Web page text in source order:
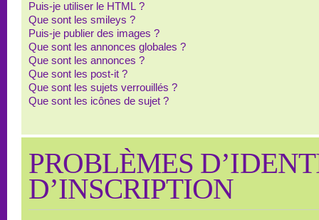
Puis-je utiliser le HTML ?
Que sont les smileys ?
Puis-je publier des images ?
Que sont les annonces globales ?
Que sont les annonces ?
Que sont les post-it ?
Que sont les sujets verrouillés ?
Que sont les icônes de sujet ?
PROBLÈMES
D’INSCRIPTION